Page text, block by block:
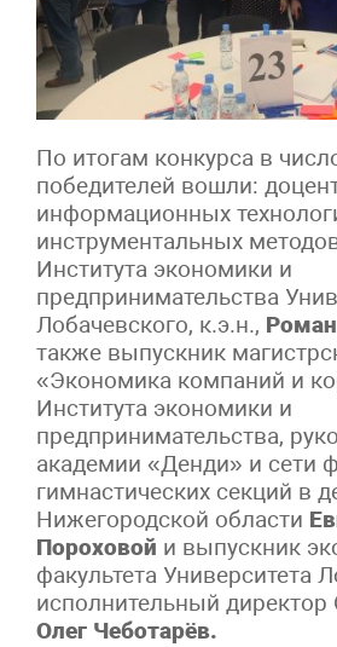
По итогам конкурса в
победителей вошли:
информационных
инструментальных
Института экономики и
предпринимательства
Лобачевского, к.э.н.,
также выпускник
«Экономика компаний и
Института экономики и
предпринимательства,
академии «Денди» и сети
гимнастических секций в
Нижегородской области
Пороховой и выпускник
факультета Университета
исполнительный
Олег Чеботарёв.